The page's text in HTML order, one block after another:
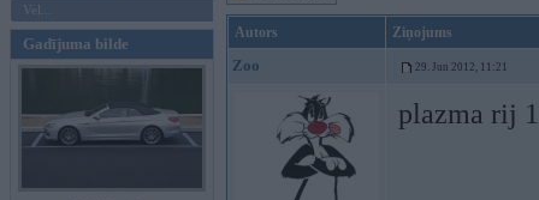
Vel...
Gadījuma bilde
Autors Ziņojums
Zoo 29. Jun 2012, 11:21
plazma rij